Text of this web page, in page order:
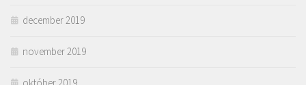
december 2019
november 2019